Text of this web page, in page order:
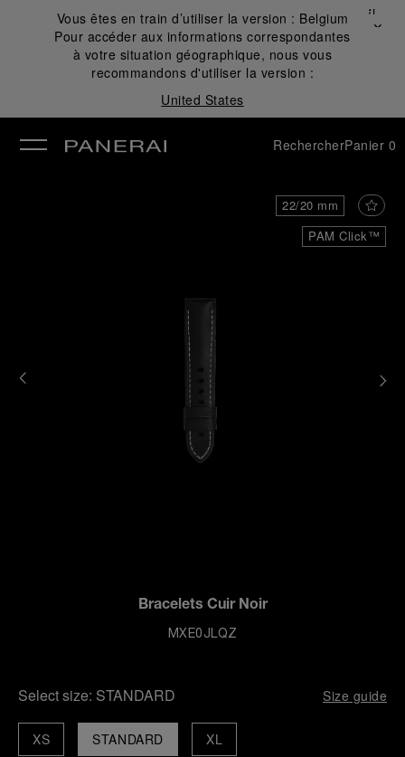
Vous êtes en train d’utiliser la version : Belgium
Pour accéder aux informations correspondantes
à votre situation géographique, nous vous
recommandons d'utiliser la version :
United States
Fermer
✕
RechercherPanier 0
PAM Click™
22/20 mm
Bracelets Cuir Noir
MXE0JLQZ
Select size: STANDARD Size guide
STANDARD
XS XL